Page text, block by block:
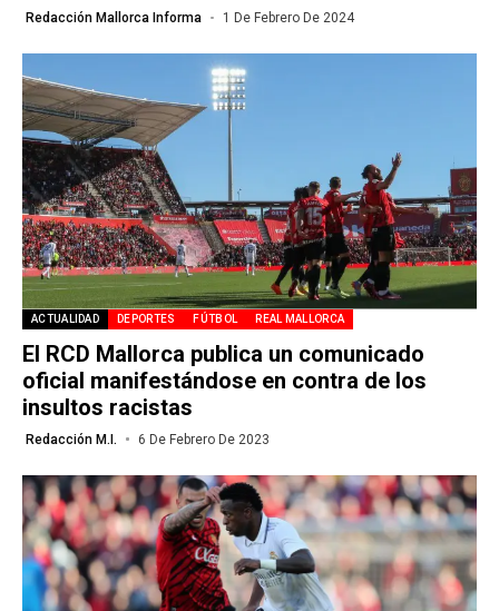
Redacción Mallorca Informa 1 De Febrero De 2024
ACTUALIDAD DEPORTES FÚTBOL REAL MALLORCA
El RCD Mallorca publica un comunicado
oficial manifestándose en contra de los
insultos racistas
Redacción M.I. 6 De Febrero De 2023